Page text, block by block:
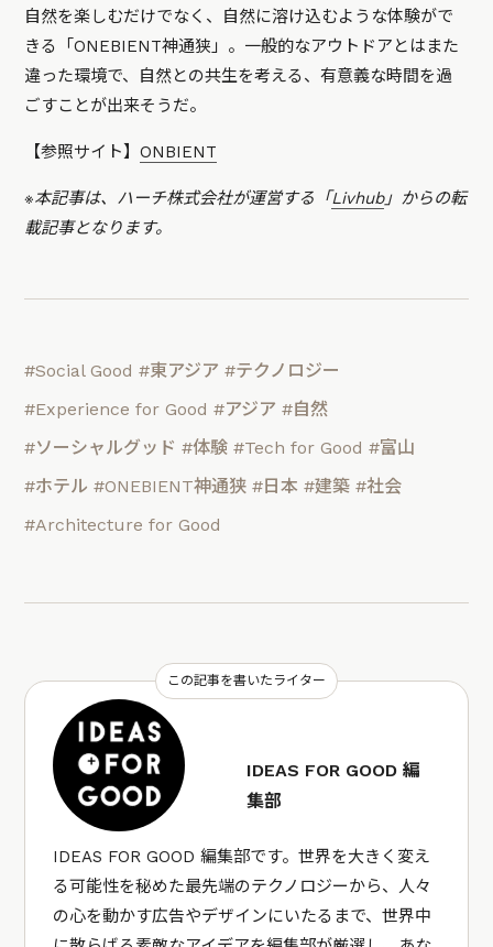
自然を楽しむだけでなく、自然に溶け込むような体験がで
きる「ONEBIENT神通狭」。一般的なアウトドアとはまた
違った環境で、自然との共生を考える、有意義な時間を過
ごすことが出来そうだ。
【参照サイト】ONBIENT
※本記事は、ハーチ株式会社が運営する「Livhub」からの転
載記事となります。
#Social Good #東アジア #テクノロジー
#Experience for Good #アジア #自然
#ソーシャルグッド #体験 #Tech for Good #富山
#ホテル #ONEBIENT神通狭 #日本 #建築 #社会
#Architecture for Good
この記事を書いたライター
IDEAS FOR GOOD 編
集部
IDEAS FOR GOOD 編集部です。世界を大きく変え
る可能性を秘めた最先端のテクノロジーから、人々
の心を動かす広告やデザインにいたるまで、世界中